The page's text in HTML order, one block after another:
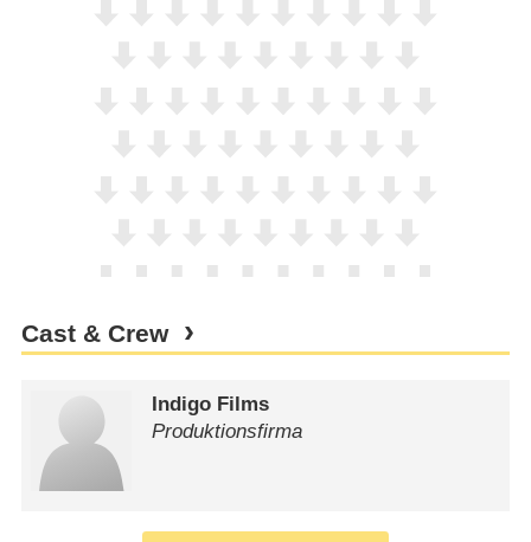
Cast & Crew
Indigo Films
Produktionsfirma